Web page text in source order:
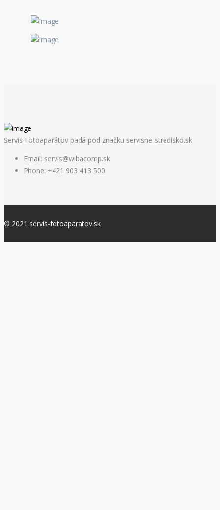
Servis Fotoaparátov padá pod značku servisne-stredisko.sk
Email: servis@wibacomp.sk
Phone: +421 903 413 500
© 2021 servis-fotoaparatov.sk